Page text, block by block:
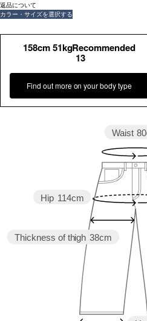
返品について
カラー・サイズを選択する
158cm 51kgRecommended
13
Find out more on your body type
Thickness of thigh 38cm
Hip 114cm
Waist